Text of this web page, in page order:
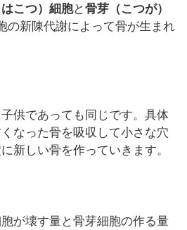
こつ）細胞と骨芽（こつが）
の新陳代謝によって骨が生まれ
供であっても同じです。具体
なった骨を吸収して小さな穴
新しい骨を作っていきます。
が壊す量と骨芽細胞の作る量